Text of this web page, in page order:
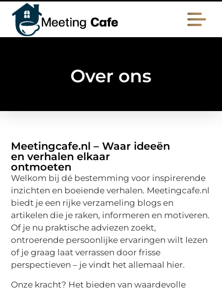
Over ons
Meetingcafe.nl – Waar ideeën
en verhalen elkaar
ontmoeten
Welkom bij dé bestemming voor inspirerende
inzichten en boeiende verhalen. Meetingcafe.nl
biedt je een rijke verzameling blogs en
artikelen die je raken, informeren en motiveren.
Of je nu praktische adviezen zoekt,
ontroerende persoonlijke ervaringen wilt lezen
of je graag laat verrassen door frisse
perspectieven – je vindt het allemaal hier.
Onze kracht? Het bieden van waardevolle